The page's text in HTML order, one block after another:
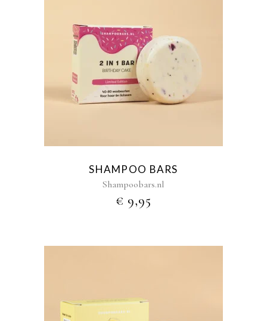
Dit
product
heeft
meerdere
variaties.
kan
worden
op
de
SHAMPOO BARS
Shampoobars.nl
€ 9,95